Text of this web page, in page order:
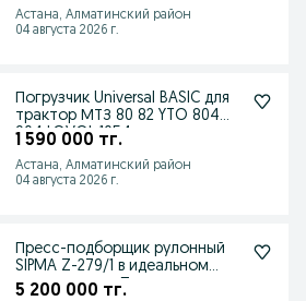
Астана, Алматинский район
04 августа 2026 г.
Погрузчик Universal BASIC для
трактор МТЗ 80 82 YTO 804
904 LOVOL 1054
1 590 000 тг.
Астана, Алматинский район
04 августа 2026 г.
Пресс-подборщик рулонный
SIPMA Z-279/1 в идеальном
состоянии из Польши
5 200 000 тг.